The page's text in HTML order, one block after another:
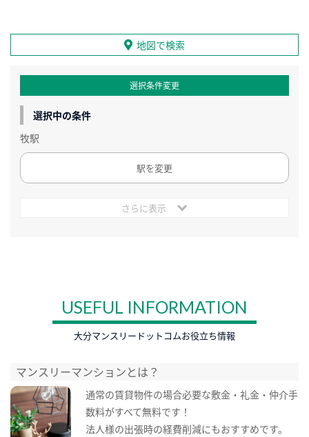
地図で検索
選択条件変更
選択中の条件
牧駅
駅を変更
さらに表示
USEFUL INFORMATION
大分マンスリードットコムお役立ち情報
マンスリーマンションとは？
通常の賃貸物件の場合必要な敷金・礼金・仲介手
数料がすべて無料です！
法人様の出張時の経費削減にもおすすめです。